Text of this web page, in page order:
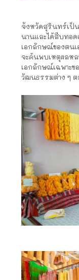
จังหวัดสุรินทร์เป็
นานและได้สืบทอ
เอกลักษณ์ของตน
จะค้นพบเหตุผลห
เอกลักษณ์เฉพาะข
วัฒนธรรมต่าง ๆ ต